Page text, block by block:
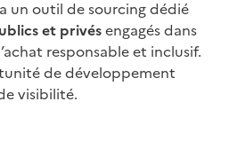
un outil de sourcing dédié
et privésengagés dans
responsable et inclusif.
de développement
visibilité.